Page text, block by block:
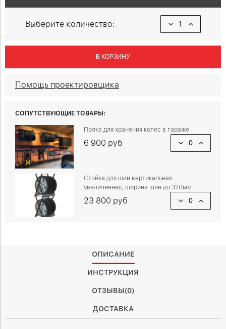
Выберите количество:
В КОРЗИНУ
Помощь проектировщика
СОПУТСТВУЮЩИЕ ТОВАРЫ:
Полка для хранения колес в гараже
6 900 руб
Стойка для шин вертикальная
увеличенная, ширина шин до 320мм
23 800 руб
ОПИСАНИЕ
ИНСТРУКЦИЯ
ОТЗЫВЫ(0)
ДОСТАВКА